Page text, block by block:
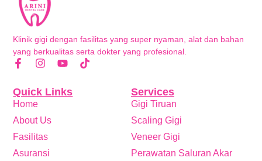
Klinik gigi dengan fasilitas yang super nyaman, alat dan bahan
yang berkualitas serta dokter yang profesional.
Services
Gigi Tiruan
Scaling Gigi
Veneer Gigi
Perawatan Saluran Akar
Quick Links
Home
About Us
Fasilitas
Asuransi